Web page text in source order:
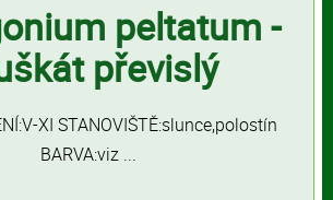
peltatum -
převislý
XI STANOVIŠTĚ:slunce,polostín
BARVA:viz ...